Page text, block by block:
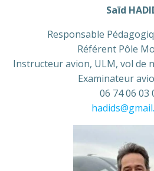
Saïd
Responsable
Référent Pôle
Instructeur avion, ULM, vol de
Examinateur
06 74 06 03